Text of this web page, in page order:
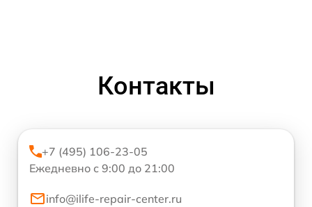
Контакты
+7 (495) 106-23-05
Ежедневно с 9:00 до 21:00
info@ilife-repair-center.ru